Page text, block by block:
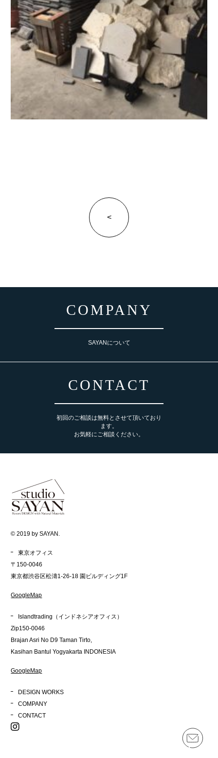
<
COMPANY
SAYANについて
CONTACT
初回のご相談は無料とさせて頂いており
ます。
お気軽にご相談ください。
© 2019 by SAYAN.
東京オフィス
〒150-0046
東京都渋谷区松濤1-26-18 園ビルディング1F
GoogleMap
Islandtrading（インドネシアオフィス）
Zip150-0046
Brajan Asri No D9 Taman Tirto,
Kasihan Bantul Yogyakarta INDONESIA
GoogleMap
DESIGN WORKS
COMPANY
CONTACT